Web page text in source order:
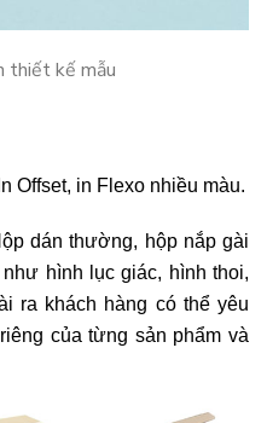
thiết kế mẫu
Offset, in Flexo nhiều màu.
dán thường, hộp nắp gài
hình lục giác, hình thoi,
ra khách hàng có thể yêu
của từng sản phẩm và